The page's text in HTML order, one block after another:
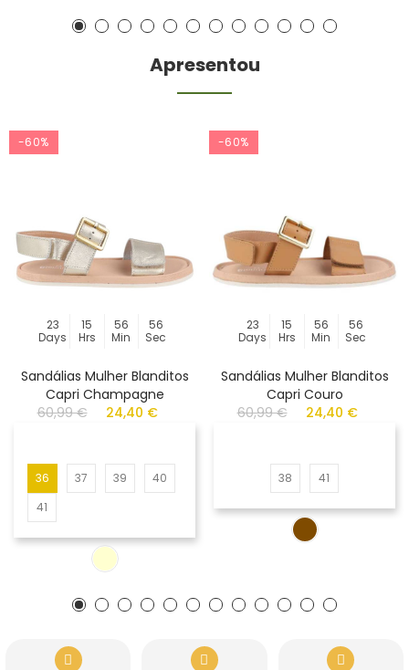
Apresentou
-60%
23
Days
15
Hrs
56
Min
56
Sec
Sandálias Mulher Blanditos
Capri Champagne
60,99 €
24,40 €
36 37 39
40
41
-60%
23
Days
15
Hrs
56
Min
56
Sec
Sandálias Mulher Blanditos
Capri Couro
60,99 €
24,40 €
38 41